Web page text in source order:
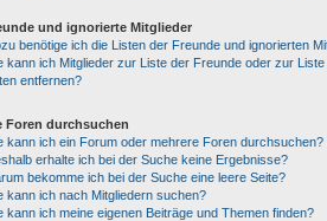
und ignorierte Mitglieder
benötige ich die Listen der Freunde und ignorierten
kann ich Mitglieder zur Liste der Freunde oder zur
entfernen?
Foren durchsuchen
kann ich ein Forum oder mehrere Foren durchsuchen?
erhalte ich bei der Suche keine Ergebnisse?
bekomme ich bei der Suche eine leere Seite?
kann ich nach Mitgliedern suchen?
kann ich meine eigenen Beiträge und Themen finden?